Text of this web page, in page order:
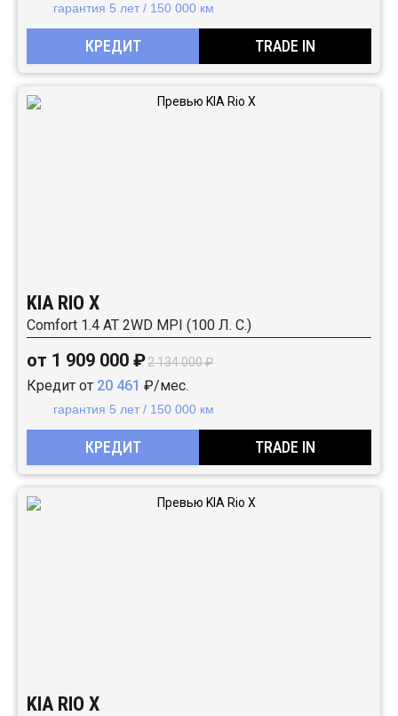
гарантия 5 лет / 150 000 км
КРЕДИТ TRADE IN
KIA RIO X
Comfort 1.4 АТ 2WD MPI (100 Л. C.)
от 1 909 000 ₽2 134 000 ₽
Кредит от 20 461 ₽/мес.
гарантия 5 лет / 150 000 км
КРЕДИТ TRADE IN
KIA RIO X